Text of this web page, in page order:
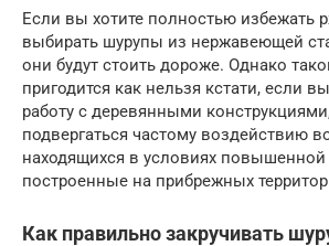
Если вы хотите полностью избежать
выбирать шурупы из нержавеющей
они будут стоить дороже. Однако
пригодится как нельзя кстати, если
работу с деревянными
подвергаться частому воздействию
находящихся в условиях
построенные на прибрежных
Как правильно закручивать